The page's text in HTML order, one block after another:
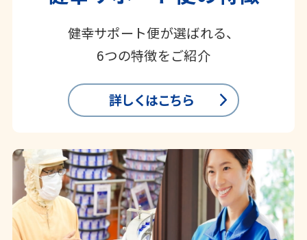
健幸サポート便が選ばれる、
6つの特徴をご紹介
詳しくはこちら